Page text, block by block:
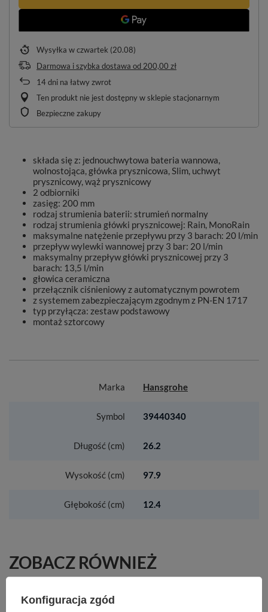
Wysyłka w czwartek (20.08)
Darmowa i szybka dostawa od 200,00 zł
14dni na łatwy zwrot
Ten produkt nie jest dostępny w sklepie stacjonarnym
Bezpieczne zakupy
składa się z: jednouchwytowa bateria wannowa,
wolnostojąca, główka prysznicowa, Slim, uchwyt
prysznicowy, wąż prysznicowy
2 odbiorniki
zasięg: 200 mm
rodzaj strumienia baterii: strumień normalny
rodzaj strumienia główki prysznicowej: Rain, MonoRain
maksymalne natężenie przepływu przy 3 barach: 20 l/min
przepływ wylewki wannowej przy 3 bar: 20 l/min
maksymalny przepływ główki prysznicowej przy 3
barach: 13,5 l/min
głowica ceramiczna
przełącznik ciśnieniowy z automatycznym powrotem
z systemem zabezpieczającym zgodnym z PN-EN 1717
typ przyłącza: zestaw podstawowy
montaż sztorcowy
Marka Hansgrohe
Symbol 39440340
Długość (cm) 26.2
Wysokość (cm) 97.9
Głębokość (cm) 12.4
ZOBACZ RÓWNIEŻ
HG Xevolos E Szafka pod małą umywalkę wiszącą
z drzwiami prawymi 340/245, Biały Matowy,
Konfiguracja zgód